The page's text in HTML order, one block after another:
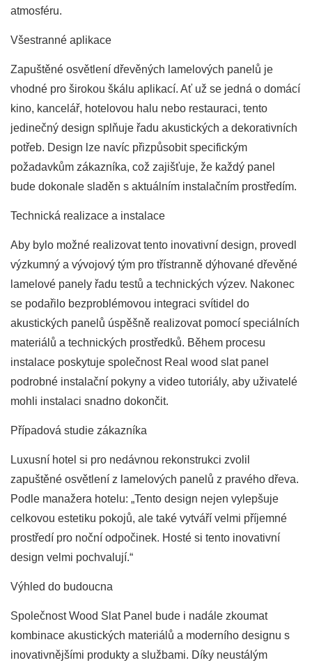
atmosféru.
Všestranné aplikace
Zapuštěné osvětlení dřevěných lamelových panelů je
vhodné pro širokou škálu aplikací. Ať už se jedná o domácí
kino, kancelář, hotelovou halu nebo restauraci, tento
jedinečný design splňuje řadu akustických a dekorativních
potřeb. Design lze navíc přizpůsobit specifickým
požadavkům zákazníka, což zajišťuje, že každý panel
bude dokonale sladěn s aktuálním instalačním prostředím.
Technická realizace a instalace
Aby bylo možné realizovat tento inovativní design, provedl
výzkumný a vývojový tým pro třístranně dýhované dřevěné
lamelové panely řadu testů a technických výzev. Nakonec
se podařilo bezproblémovou integraci svítidel do
akustických panelů úspěšně realizovat pomocí speciálních
materiálů a technických prostředků. Během procesu
instalace poskytuje společnost Real wood slat panel
podrobné instalační pokyny a video tutoriály, aby uživatelé
mohli instalaci snadno dokončit.
Případová studie zákazníka
Luxusní hotel si pro nedávnou rekonstrukci zvolil
zapuštěné osvětlení z lamelových panelů z pravého dřeva.
Podle manažera hotelu: „Tento design nejen vylepšuje
celkovou estetiku pokojů, ale také vytváří velmi příjemné
prostředí pro noční odpočinek. Hosté si tento inovativní
design velmi pochvalují.“
Výhled do budoucna
Společnost Wood Slat Panel bude i nadále zkoumat
kombinace akustických materiálů a moderního designu s
inovativnějšími produkty a službami. Díky neustálým